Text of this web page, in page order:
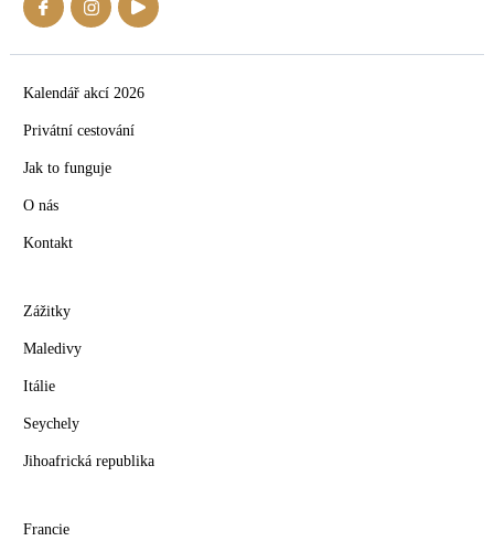
Kalendář akcí 2026
Privátní cestování
Jak to funguje
O nás
Kontakt
Zážitky
Maledivy
Itálie
Seychely
Jihoafrická republika
Francie